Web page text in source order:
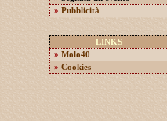
» Pubblicità
LINKS
» Molo40
» Cookies